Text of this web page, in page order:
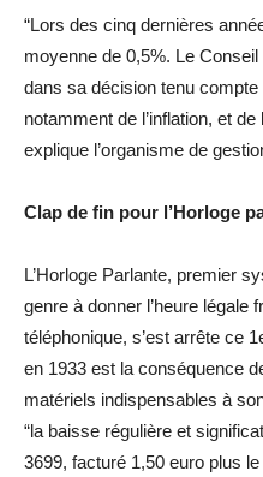
“Lors des cinq dernières
moyenne de 0,5%. Le Conseil
dans sa décision tenu
notamment de l’inflation, et de
explique l’organisme de
Clap de fin pour l’Horloge
L’Horloge Parlante, premier
genre à donner l’heure légale
téléphonique, s’est arrête ce
en 1933 est la conséquence
matériels indispensables à
“la baisse régulière et
3699, facturé 1,50 euro plus